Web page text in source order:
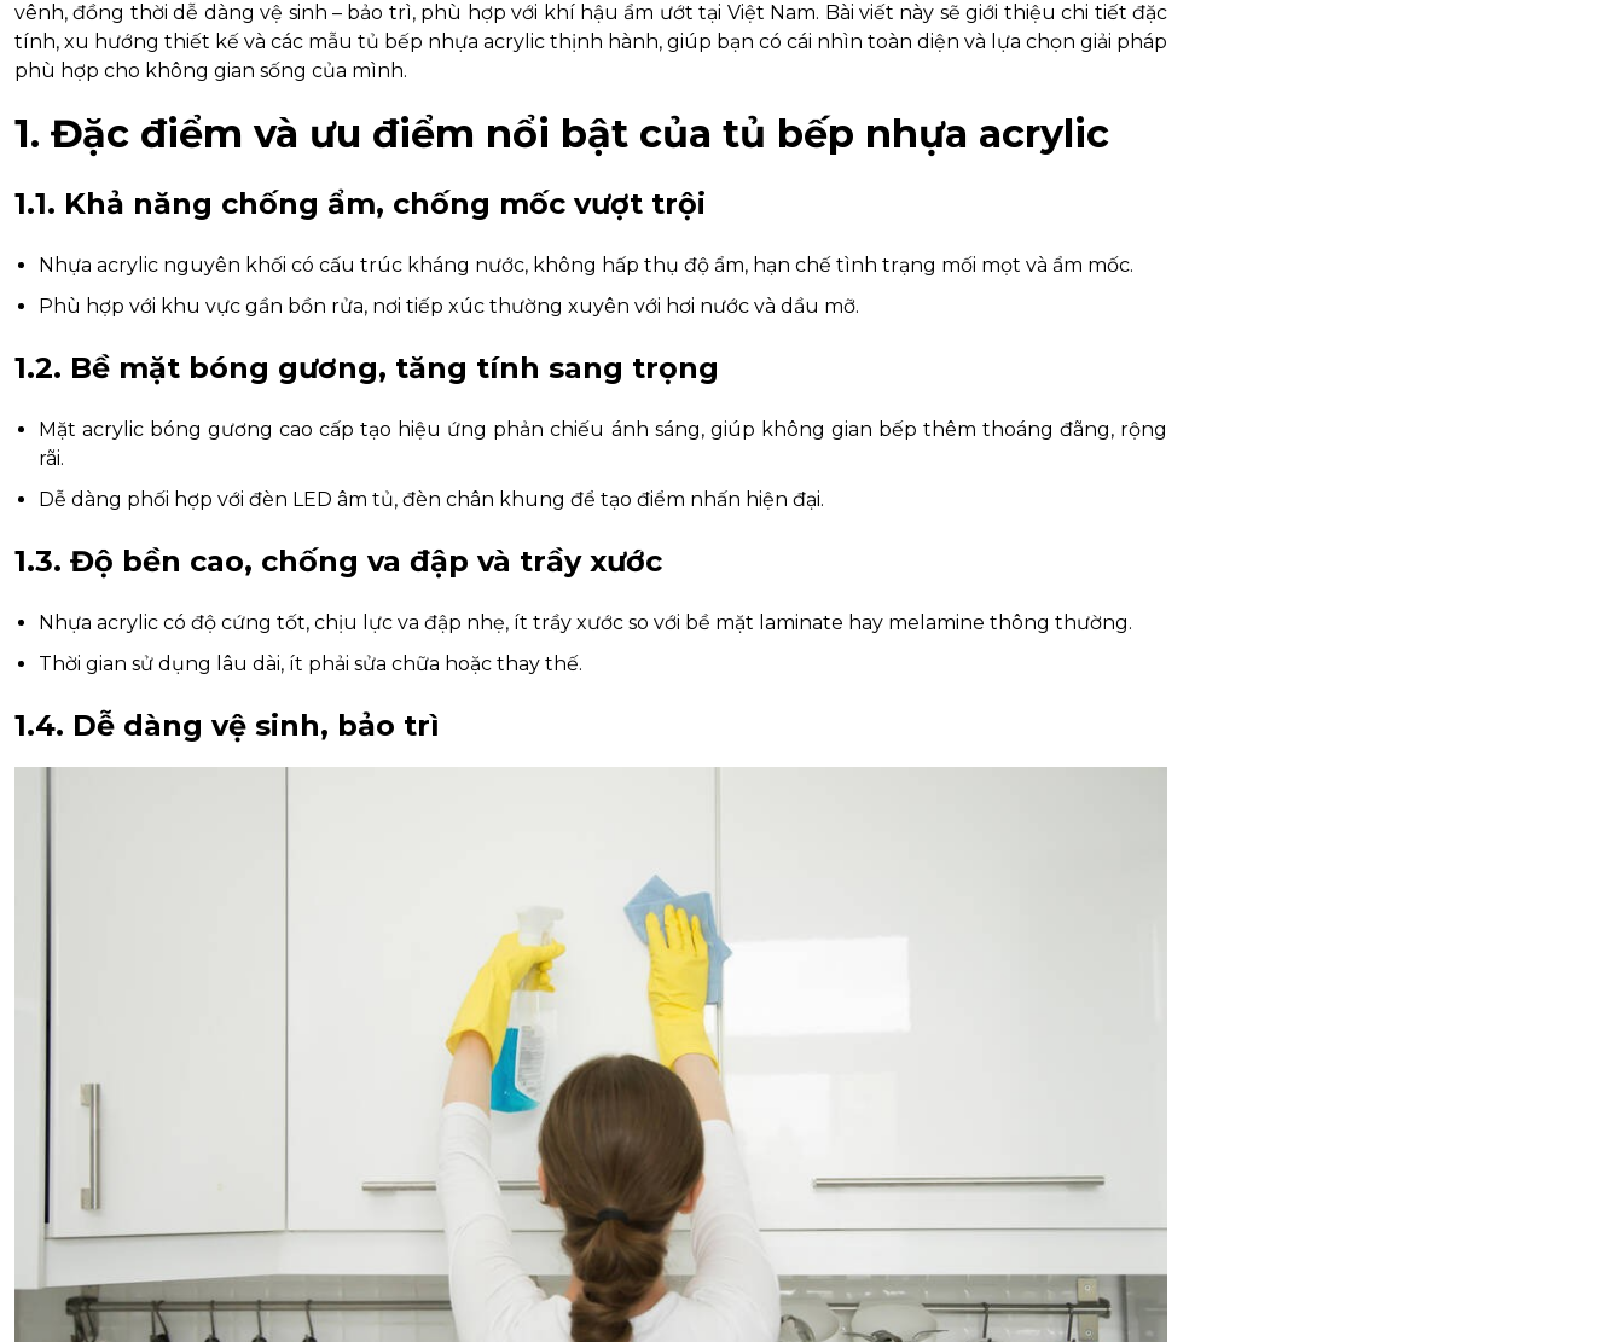
vênh, đồng thời dễ dàng vệ sinh – bảo trì, phù hợp với khí hậu ẩm ướt tại Việt Nam. Bài viết này sẽ giới thiệu chi tiết đặc
tính, xu hướng thiết kế và các mẫu tủ bếp nhựa acrylic thịnh hành, giúp bạn có cái nhìn toàn diện và lựa chọn giải pháp
phù hợp cho không gian sống của mình.
1. Đặc điểm và ưu điểm nổi bật của tủ bếp nhựa acrylic
1.1. Khả năng chống ẩm, chống mốc vượt trội
Nhựa acrylic nguyên khối có cấu trúc kháng nước, không hấp thụ độ ẩm, hạn chế tình trạng mối mọt và ẩm mốc.
Phù hợp với khu vực gần bồn rửa, nơi tiếp xúc thường xuyên với hơi nước và dầu mỡ.
1.2. Bề mặt bóng gương, tăng tính sang trọng
Mặt acrylic bóng gương cao cấp tạo hiệu ứng phản chiếu ánh sáng, giúp không gian bếp thêm thoáng đãng, rộng
rãi.
Dễ dàng phối hợp với đèn LED âm tủ, đèn chân khung để tạo điểm nhấn hiện đại.
1.3. Độ bền cao, chống va đập và trầy xước
Nhựa acrylic có độ cứng tốt, chịu lực va đập nhẹ, ít trầy xước so với bề mặt laminate hay melamine thông thường.
Thời gian sử dụng lâu dài, ít phải sửa chữa hoặc thay thế.
1.4. Dễ dàng vệ sinh, bảo trì